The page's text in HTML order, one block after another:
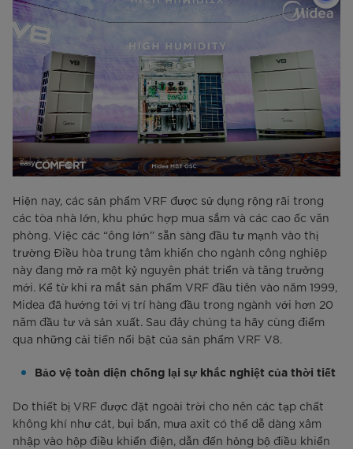
Hiện nay, các sản phẩm VRF được sử dụng rộng rãi trong
các tòa nhà lớn, khu phức hợp mua sắm và các cao ốc văn
phòng. Việc các “ông lớn” sẵn sàng đầu tư mạnh vào thị
trường Điều hòa trung tâm khiến cho ngành công nghiệp
này đang mở ra một kỷ nguyên phát triển và tăng trưởng
mới. Kể từ khi ra mắt sản phẩm VRF đầu tiên vào năm 1999,
Midea đã hướng tới vị trí hàng đầu trong ngành với hơn 20
năm đầu tư và sản xuất. Sau đây chúng ta hãy cùng điểm
qua những cải tiến nổi bật của sản phẩm VRF V8.
Bảo vệ toàn diện chống lại sự khắc nghiệt của thời tiết
Do thiết bị VRF được đặt ngoài trời cho nên các tạp chất
không khí như cát, bụi bẩn, mưa axit có thể dễ dàng xâm
nhập vào hộp điều khiển điện, dẫn đến hỏng bộ điều khiển